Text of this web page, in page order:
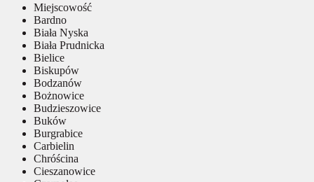
Miejscowość
Bardno
Biała Nyska
Biała Prudnicka
Bielice
Biskupów
Bodzanów
Bożnowice
Budzieszowice
Buków
Burgrabice
Carbielin
Chróścina
Cieszanowice